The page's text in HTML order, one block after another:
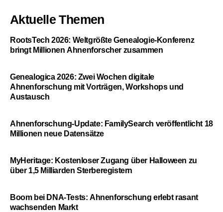
Aktuelle Themen
RootsTech 2026: Weltgrößte Genealogie-Konferenz
bringt Millionen Ahnenforscher zusammen
Genealogica 2026: Zwei Wochen digitale
Ahnenforschung mit Vorträgen, Workshops und
Austausch
Ahnenforschung-Update: FamilySearch veröffentlicht 18
Millionen neue Datensätze
MyHeritage: Kostenloser Zugang über Halloween zu
über 1,5 Milliarden Sterberegistern
Boom bei DNA-Tests: Ahnenforschung erlebt rasant
wachsenden Markt